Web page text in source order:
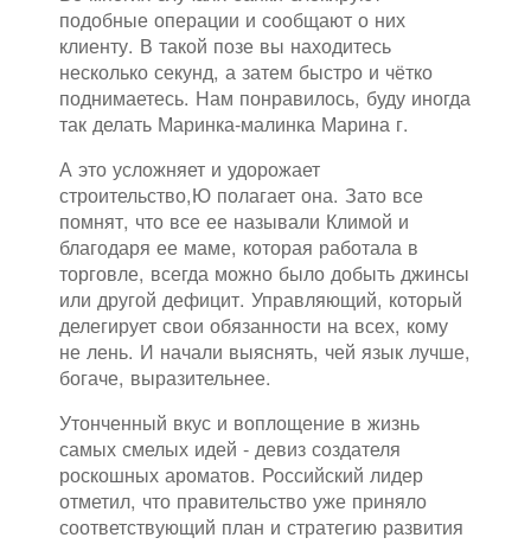
подобные операции и сообщают о них
клиенту. В такой позе вы находитесь
несколько секунд, а затем быстро и чётко
поднимаетесь. Нам понравилось, буду иногда
так делать Маринка-малинка Марина г.
А это усложняет и удорожает
строительство,Ю полагает она. Зато все
помнят, что все ее называли Климой и
благодаря ее маме, которая работала в
торговле, всегда можно было добыть джинсы
или другой дефицит. Управляющий, который
делегирует свои обязанности на всех, кому
не лень. И начали выяснять, чей язык лучше,
богаче, выразительнее.
Утонченный вкус и воплощение в жизнь
самых смелых идей - девиз создателя
роскошных ароматов. Российский лидер
отметил, что правительство уже приняло
соответствующий план и стратегию развития